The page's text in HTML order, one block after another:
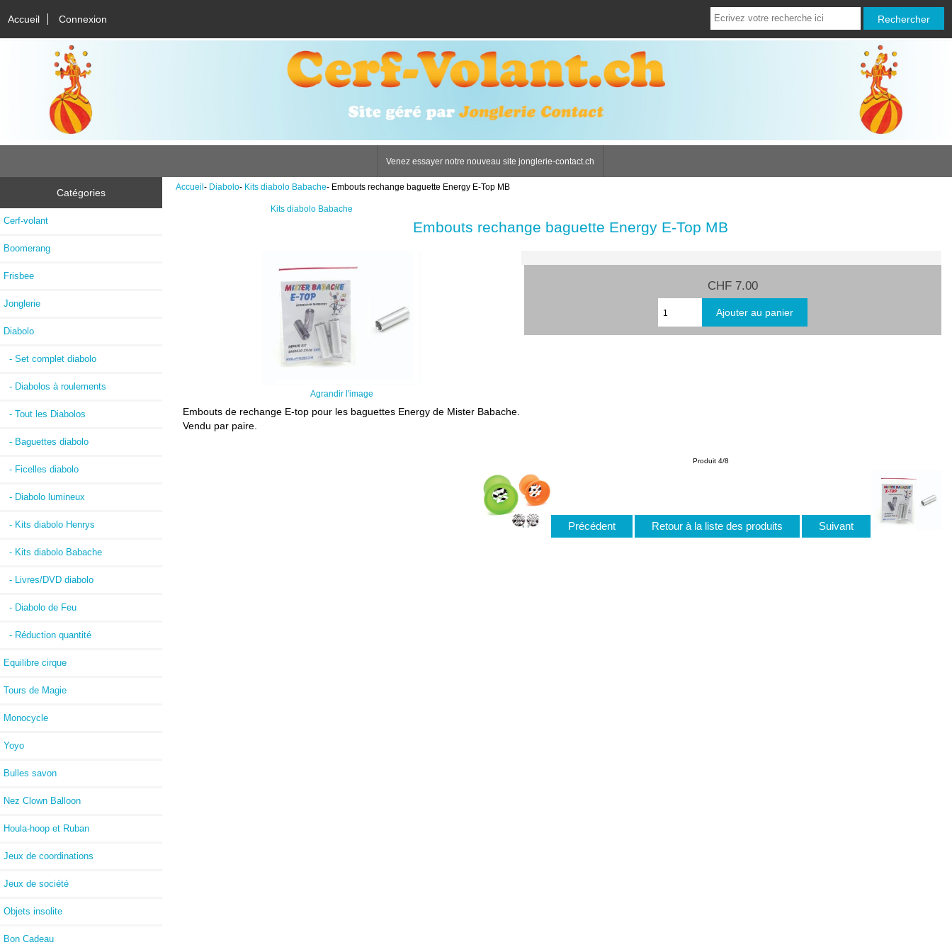
Accueil Connexion
Venez essayer notre nouveau site jonglerie-contact.ch
Catégories
Cerf-volant
Boomerang
Frisbee
Jonglerie
Diabolo
- Set complet diabolo
- Diabolos à roulements
- Tout les Diabolos
- Baguettes diabolo
- Ficelles diabolo
- Diabolo lumineux
- Kits diabolo Henrys
- Kits diabolo Babache
- Livres/DVD diabolo
- Diabolo de Feu
- Réduction quantité
Equilibre cirque
Tours de Magie
Monocycle
Yoyo
Bulles savon
Nez Clown Balloon
Houla-hoop et Ruban
Jeux de coordinations
Jeux de société
Objets insolite
Bon Cadeau
Accueil- Diabolo- Kits diabolo Babache- Embouts rechange baguette Energy E-Top MB
Kits diabolo Babache
Embouts rechange baguette Energy E-Top MB
Agrandir l'image
CHF 7.00
Embouts de rechange E-top pour les baguettes Energy de Mister Babache.
Vendu par paire.
Produit 4/8
Précédent Retour à la liste des produits Suivant